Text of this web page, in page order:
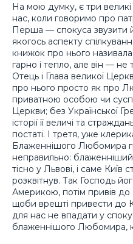
На мою думку, є три
нас, коли говоримо про
Перша — спокуса звузити
якогось аспекту
книжок про нього
гарно і тепло, але він —
Отець і Глава великої
про нього просто як про
приватною особою чи
Церкви; без Української
історії її величі та
постаті. І третя, уже
Блаженнішого Любомира
неправильно:
тісно у Львові, і саме Київ
розквітнув. Так Господь
Америкою, потім привів
щоби врешті привести до
для нас не впадати у
блаженнішого Любомира,